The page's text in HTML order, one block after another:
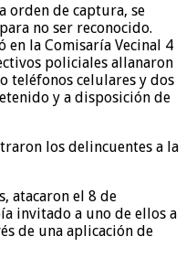
orden de captura, se
no ser reconocido.
en la Comisaría Vecinal 4
policiales allanaron
teléfonos celulares y dos
y a disposición de
los delincuentes a la
atacaron el 8 de
invitado a uno de ellos a
de una aplicación de